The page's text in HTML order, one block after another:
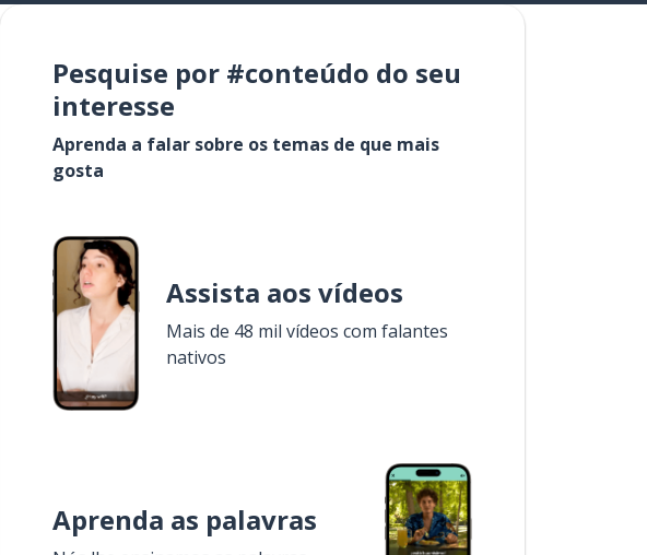
Pesquise por #conteúdo do seu
interesse
Aprenda a falar sobre os temas de que mais
gosta
Assista aos vídeos
Mais de 48 mil vídeos com falantes
nativos
Aprenda as palavras